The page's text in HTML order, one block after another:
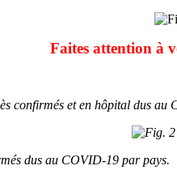
Faites attention à
confirmés et en hôpital dus
dus au COVID-19 par pays.